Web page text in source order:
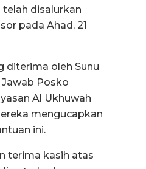
telah disalurkan
pada Ahad, 21
diterima oleh Sunu
Posko
Al Ukhuwah
mengucapkan
ini.
terima kasih atas